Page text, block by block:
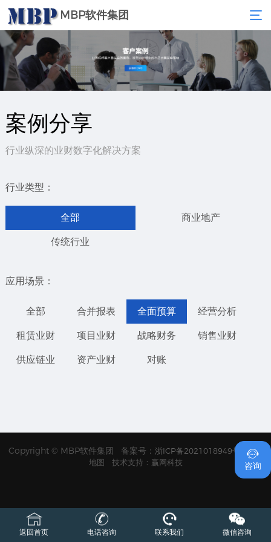
MBP软件集团
案例分享
行业纵深的业财数字化解决方案
行业类型：
全部 商业地产
传统行业
应用场景：
全部 合并报表 全面预算 经营分析
租赁业财 项目业财 战略财务 销售业财
供应链业 资产业财 对账
Copyright © MBP软件集团 备案号： 浙ICP备2021018949号
网站
地图
技术支持：赢网科技

咨询
返回首页 电话咨询 联系我们 微信咨询